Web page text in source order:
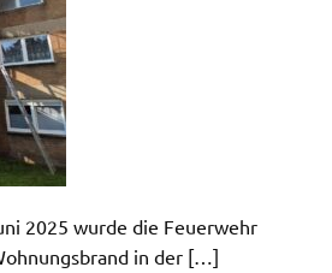
2025 wurde die Feuerwehr
in der […]